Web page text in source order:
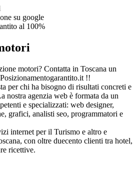
su google
al 100%
motori? Contatta in Toscana un
!!
per chi ha bisogno di risultati concreti e
nostra agenzia web è formata da un
e specializzati: web designer,
grafici, analisti seo, programmatori e
internet per il Turismo e altro e
con oltre duecento clienti tra hotel,
ricettive.